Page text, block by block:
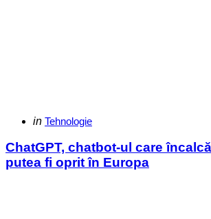
Categories
Posted
in Tehnologie
ChatGPT, chatbot-ul care
putea fi oprit în Europa